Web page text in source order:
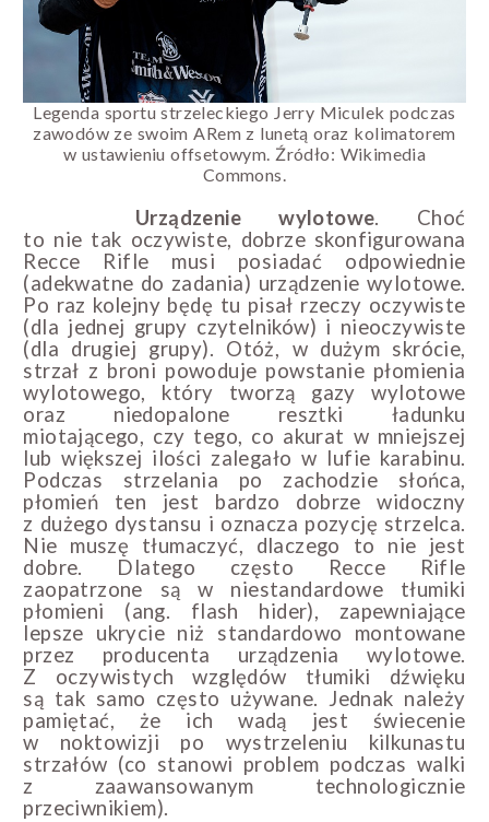
Legenda sportu strzeleckiego Jerry Miculek podczas
zawodów ze swoim ARem z lunetą oraz kolimatorem
w ustawieniu offsetowym. Źródło: Wikimedia
Commons.
Urządzenie wylotowe. Choć
to nie tak oczywiste, dobrze skonfigurowana
Recce Rifle musi posiadać odpowiednie
(adekwatne do zadania) urządzenie wylotowe.
Po raz kolejny będę tu pisał rzeczy oczywiste
(dla jednej grupy czytelników) i nieoczywiste
(dla drugiej grupy). Otóż, w dużym skrócie,
strzał z broni powoduje powstanie płomienia
wylotowego, który tworzą gazy wylotowe
oraz niedopalone resztki ładunku
miotającego, czy tego, co akurat w mniejszej
lub większej ilości zalegało w lufie karabinu.
Podczas strzelania po zachodzie słońca,
płomień ten jest bardzo dobrze widoczny
z dużego dystansu i oznacza pozycję strzelca.
Nie muszę tłumaczyć, dlaczego to nie jest
dobre. Dlatego często Recce Rifle
zaopatrzone są w niestandardowe tłumiki
płomieni (ang. flash hider), zapewniające
lepsze ukrycie niż standardowo montowane
przez producenta urządzenia wylotowe.
Z oczywistych względów tłumiki dźwięku
są tak samo często używane. Jednak należy
pamiętać, że ich wadą jest świecenie
w noktowizji po wystrzeleniu kilkunastu
strzałów (co stanowi problem podczas walki
z zaawansowanym technologicznie
przeciwnikiem).